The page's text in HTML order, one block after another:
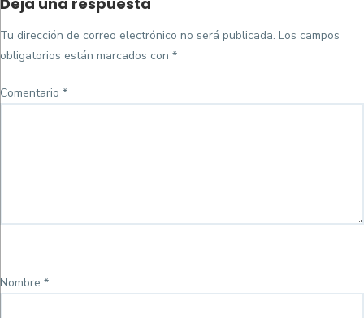
on
Tu dirección de correo electrónico no será publicada. Los campos
obligatorios están marcados con *
Comentario *
Nombre *